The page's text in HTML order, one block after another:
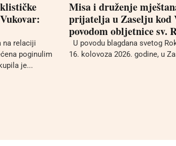
na relaciji
poginulim
je...
Misa i druženje
prijatelja u Zaselju kod
povodom obljetnice sv.
U povodu blagdana svetog
16. kolovoza 2026. godine, u